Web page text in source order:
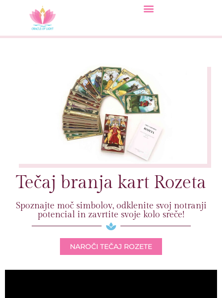
Tečaj branja kart Rozeta
Spoznajte moč simbolov, odklenite svoj notranji
potencial in zavrtite svoje kolo sreče!
NAROČI TEČAJ ROZETE